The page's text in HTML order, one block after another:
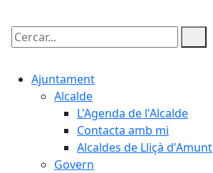
Cercar:
Ajuntament
Alcalde
L'Agenda de l'Alcalde
Contacta amb mi
Alcaldes de Lliçà d'Amunt
Govern